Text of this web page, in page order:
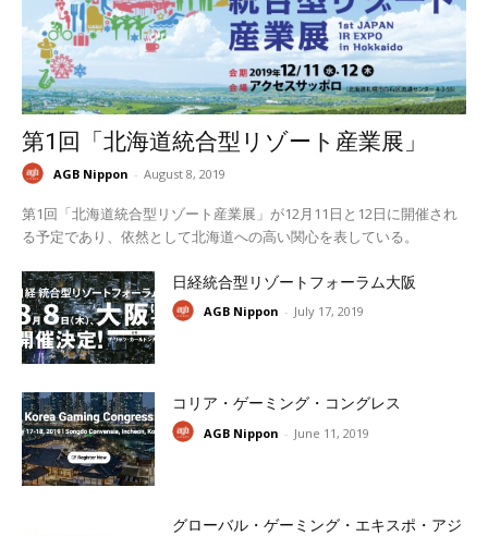
第1回「北海道統合型リゾート産業展」
AGB Nippon - August 8, 2019
第1回「北海道統合型リゾート産業展」が12月11日と12日に開催され
る予定であり、依然として北海道への高い関心を表している。
日経統合型リゾートフォーラム大阪
AGB Nippon - July 17, 2019
コリア・ゲーミング・コングレス
AGB Nippon - June 11, 2019
グローバル・ゲーミング・エキスポ・アジ